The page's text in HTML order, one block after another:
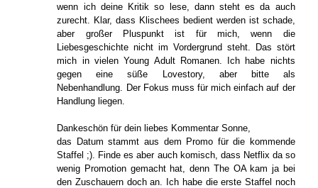
wenn ich deine Kritik so lese, dann steht es da auch
zurecht. Klar, dass Klischees bedient werden ist schade,
aber großer Pluspunkt ist für mich, wenn die
Liebesgeschichte nicht im Vordergrund steht. Das stört
mich in vielen Young Adult Romanen. Ich habe nichts
gegen eine süße Lovestory, aber bitte als
Nebenhandlung. Der Fokus muss für mich einfach auf der
Handlung liegen.
Dankeschön für dein liebes Kommentar Sonne,
das Datum stammt aus dem Promo für die kommende
Staffel ;). Finde es aber auch komisch, dass Netflix da so
wenig Promotion gemacht hat, denn The OA kam ja bei
den Zuschauern doch an. Ich habe die erste Staffel noch